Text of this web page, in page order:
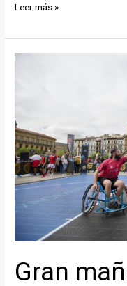
Desgraciadamente
que
de
nuestros
jugadores
de
temporada
pasada.
Leer más »
Gran